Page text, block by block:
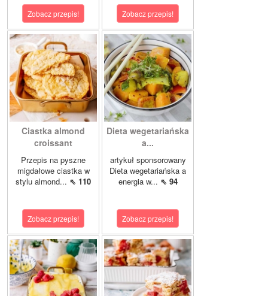
Zobacz przepis! Zobacz przepis!
Ciastka almond
croissant
Przepis na pyszne
migdałowe ciastka w
stylu almond... ⇖ 110
Zobacz przepis!
Dieta wegetariańska
a...
artykuł sponsorowany
Dieta wegetariańska a
energia w... ⇖ 94
Zobacz przepis!